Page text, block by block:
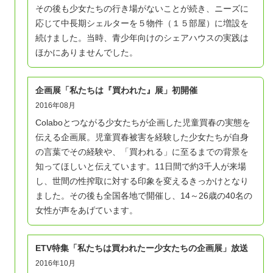
その後も少女たちの行き場がないことが続き、ニーズに
応じて中長期シェルターを５物件（１５部屋）に増設を
続けました。当時、青少年向けのシェアハウスの実践は
ほかにありませんでした。
企画展「私たちは『買われた』展」初開催
2016年08月
Colaboとつながる少女たちが企画した児童買春の実態を
伝える企画展。児童買春被害を経験した少女たちが自身
の言葉でその経験や、「買われる」に至るまでの背景を
知ってほしいと伝えています。11日間で約3千人が来場
し、世間の性搾取に対する印象を変えるきっかけとなり
ました。その後も全国各地で開催し、14～26歳の40名の
女性が声をあげています。
ETV特集「私たちは買われたー少女たちの企画展」放送
2016年10月